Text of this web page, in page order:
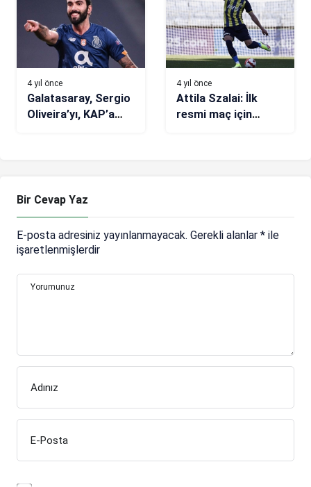
4 yıl önce
Galatasaray, Sergio
Oliveira’yı, KAP’a
4 yıl önce
Attila Szalai: İlk
resmi maç için
Bir Cevap Yaz
E-posta adresiniz yayınlanmayacak. Gerekli alanlar * ile
işaretlenmişlerdir
Yorumunuz
Adınız
E-Posta